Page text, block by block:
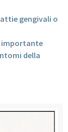
gengivali o
importante
della